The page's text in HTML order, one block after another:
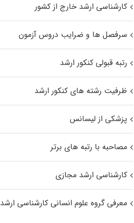
کارشناسی ارشد خارج از کشور
سرفصل ها و ضرایب دروس آزمون
رتبه قبولی کنکور ارشد
ظرفیت رشته های کنکور ارشد
پزشکی از لیسانس
مصاحبه با رتبه های برتر
کارشناسی ارشد مجازی
معرفی گروه علوم انسانی کارشناسی ارشد